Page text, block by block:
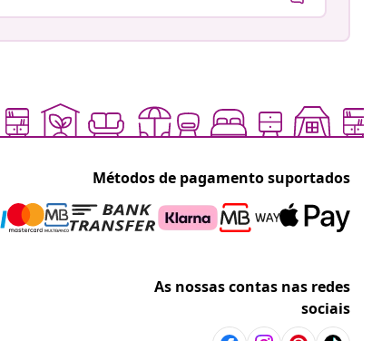
Métodos de pagamento suportados
As nossas contas nas redes
sociais